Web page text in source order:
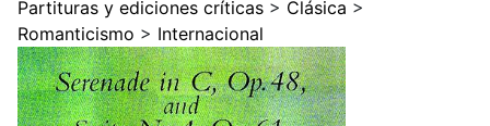
Partituras y ediciones críticas > Clásica >
Romanticismo > Internacional